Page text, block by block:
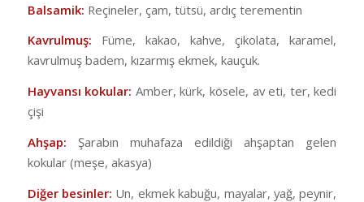
Balsamik: Reçineler, çam, tütsü, ardıç terementin
Kavrulmuş: Füme, kakao, kahve, çikolata, karamel,
kavrulmuş badem, kızarmış ekmek, kauçuk.
Hayvansı kokular: Amber, kürk, kösele, av eti, ter, kedi
çişi
Ahşap: Şarabın muhafaza edildiği ahşaptan gelen
kokular (meşe, akasya)
Diğer besinler: Un, ekmek kabuğu, mayalar, yağ, peynir,